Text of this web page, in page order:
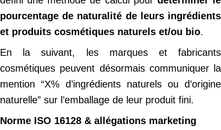
pourcentage de naturalité de leurs ingrédients
et produits cosmétiques naturels et/ou bio.
En la suivant, les marques et fabricants
cosmétiques peuvent désormais communiquer la
mention “X% d’ingrédients naturels ou d’origine
naturelle” sur l’emballage de leur produit fini.
Norme ISO 16128 & allégations marketing